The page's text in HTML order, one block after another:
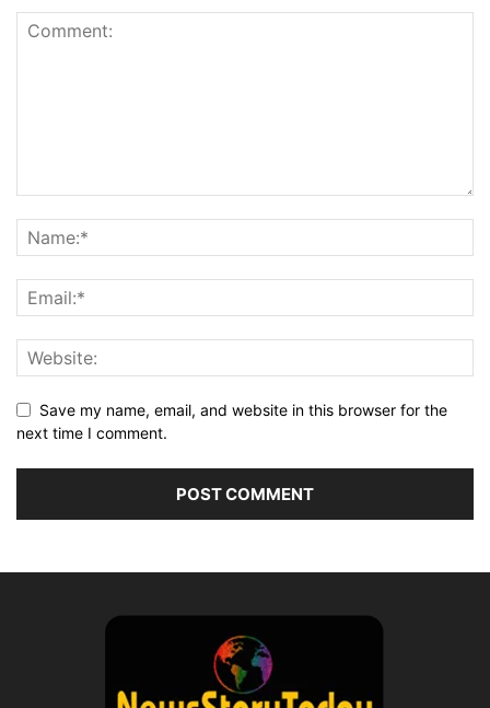
Save my name, email, and website in this browser for the
next time I comment.